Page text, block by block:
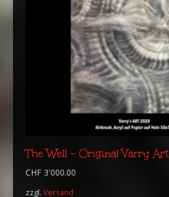
The Well – Original Varry Art
CHF3'000.00
zzgl. Versand